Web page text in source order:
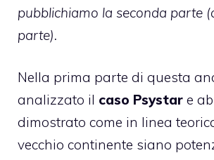
pubblichiamo la seconda parte (
parte).
Nella prima parte di questa
analizzato il caso Psystar e
dimostrato come in linea
vecchio continente siano